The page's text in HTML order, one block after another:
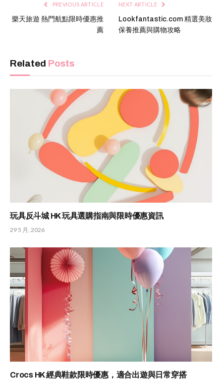
PREVIOUS ARTICLE
樂天旅遊 熱門航點限時優惠推
薦
NEXT ARTICLE
Lookfantastic.com 精選美妝
保養推薦與購物攻略
Related Posts
玩具反斗城 HK 玩具選購指南與限時優惠資訊
29 5 月, 2026
Crocs HK 經典鞋款限時優惠，適合出遊與日常穿搭